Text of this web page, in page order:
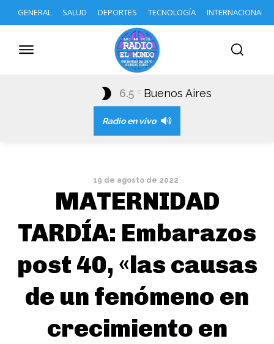
GENERAL SALUD DEPORTES TECNOLOGÍA INTERNACIONAL
6.5 C Buenos Aires
Radio en vivo
19 de agosto de 2022
MATERNIDAD
TARDÍA: Embarazos
post 40, «las causas
de un fenómeno en
crecimiento en